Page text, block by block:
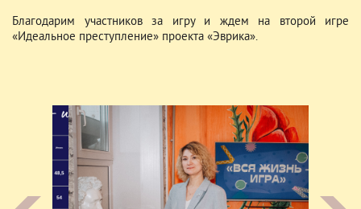
Благодарим участников за игру и ждем на второй игре
«Идеальное преступление» проекта «Эврика».